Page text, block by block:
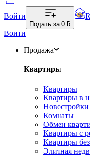
Войти
Подать за 0 ƃ
Войти
Продажа
Квартиры
Квартиры
Квартиры в
Новостройки
Комнаты
Обмен
Квартиры с
Квартиры
Элитная